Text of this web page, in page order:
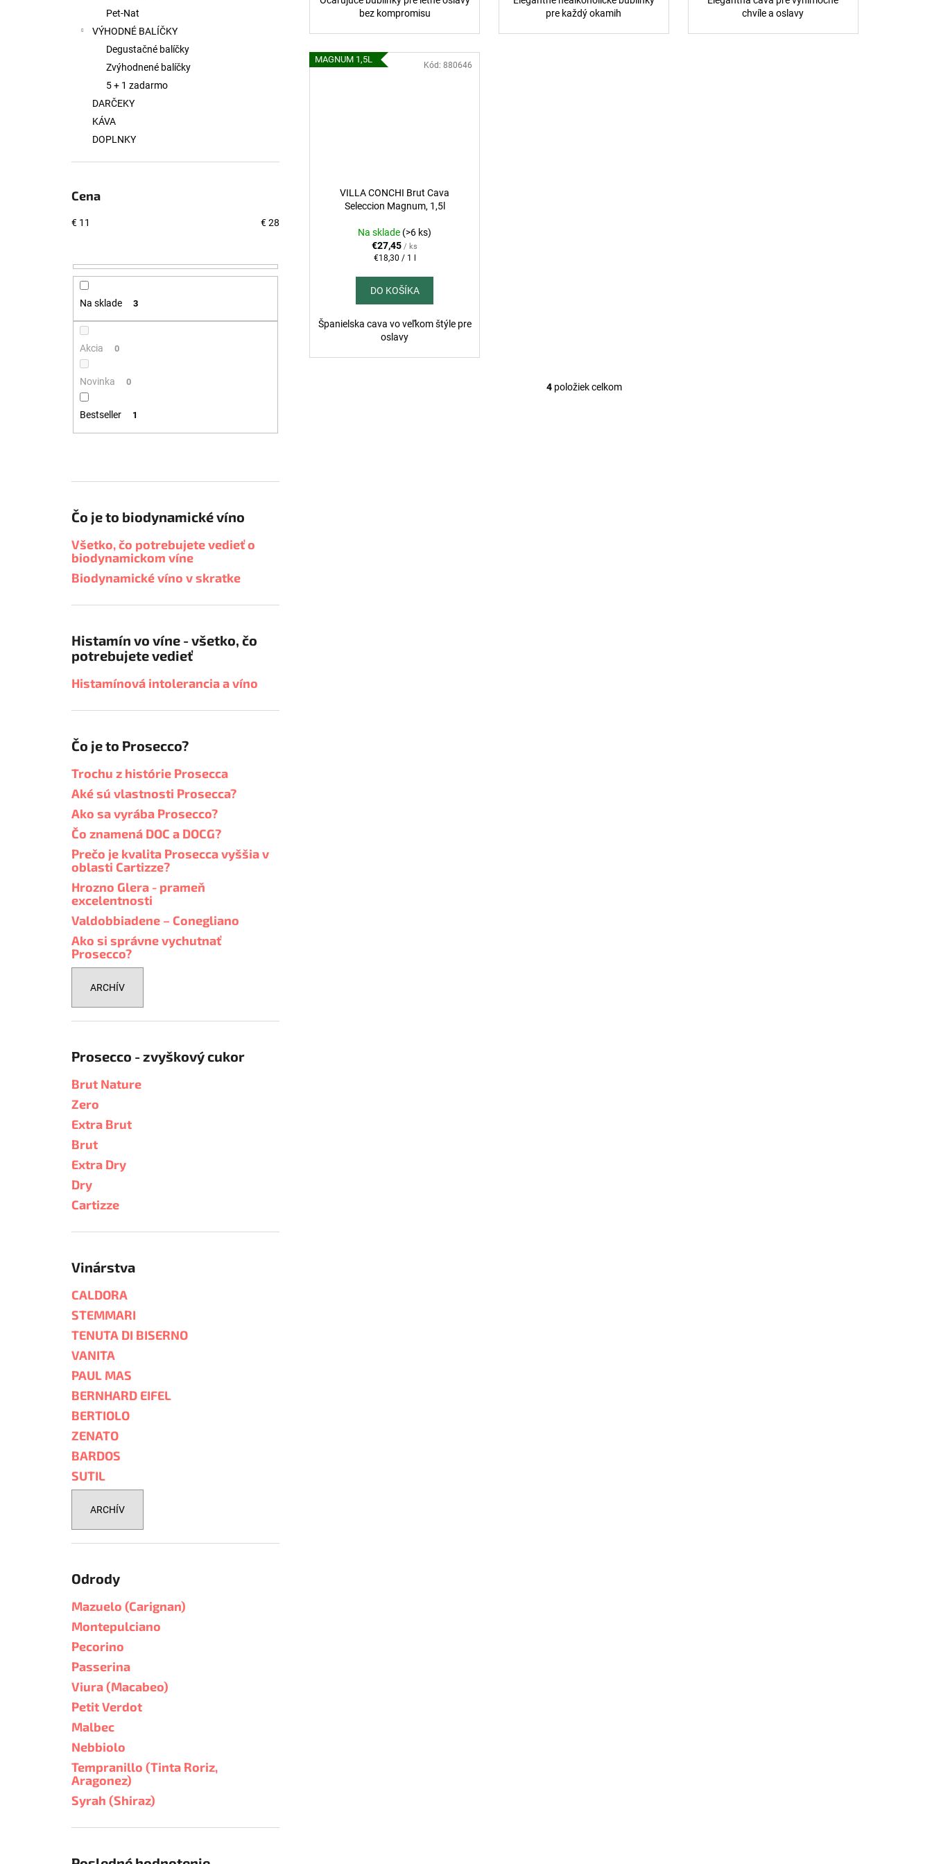
Pet-Nat
VÝHODNÉ BALÍČKY
Degustačné balíčky
Zvýhodnené balíčky
5 + 1 zadarmo
DARČEKY
KÁVA
DOPLNKY
Cena
€ 11 €28
Na sklade 3
Akcia 0
Novinka 0
Bestseller 1
Čo je to biodynamické víno
Všetko, čo potrebujete vedieť o
biodynamickom víne
Biodynamické víno v skratke
Histamín vo víne - všetko, čo
potrebujete vedieť
Histamínová intolerancia a víno
Čo je to Prosecco?
Trochu z histórie Prosecca
Aké sú vlastnosti Prosecca?
Ako sa vyrába Prosecco?
Čo znamená DOC a DOCG?
Prečo je kvalita Prosecca vyššia v
oblasti Cartizze?
Hrozno Glera - prameň
excelentnosti
Valdobbiadene – Conegliano
Ako si správne vychutnať
Prosecco?
ARCHÍV
Prosecco - zvyškový cukor
Brut Nature
Zero
Extra Brut
Brut
Extra Dry
Dry
Cartizze
Vinárstva
CALDORA
STEMMARI
TENUTA DI BISERNO
VANITA
PAUL MAS
BERNHARD EIFEL
BERTIOLO
ZENATO
BARDOS
SUTIL
ARCHÍV
Odrody
Mazuelo (Carignan)
Montepulciano
Pecorino
Passerina
Viura (Macabeo)
Petit Verdot
Malbec
Nebbiolo
Tempranillo (Tinta Roriz,
Aragonez)
Syrah (Shiraz)
bez kompromisu
pre každý okamih
chvíle a oslavy
MAGNUM 1,5L
VILLA CONCHI Brut Cava
Seleccion Magnum, 1,5l
Na sklade (>6 ks)
€27,45/ ks
Jednotková
€18,30 / 1 l
DO KOŠÍKA
Španielska cava vo veľkom štýle pre
oslavy
Kód:880646
O
4položiek celkom